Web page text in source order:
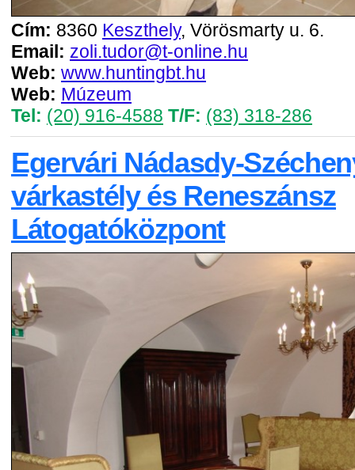
Cím: 8360 Keszthely, Vörösmarty u. 6.
Email: zoli.tudor@t-online.hu
Web: www.huntingbt.hu
Web: Múzeum
Tel: (20) 916-4588 T/F: (83) 318-286
Egervári Nádasdy-
várkastély és Reneszánsz
Látogatóközpont